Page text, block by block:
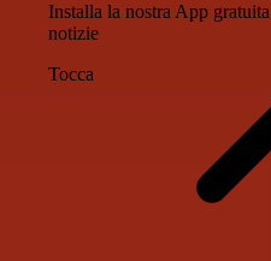
Installa la nostra App
notizie
Tocca